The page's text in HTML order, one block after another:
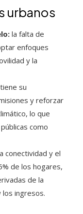
urbanos
la falta de
enfoques
y la
su
y reforzar
lo que
como
conectividad y el
de los hogares,
de la
los ingresos.